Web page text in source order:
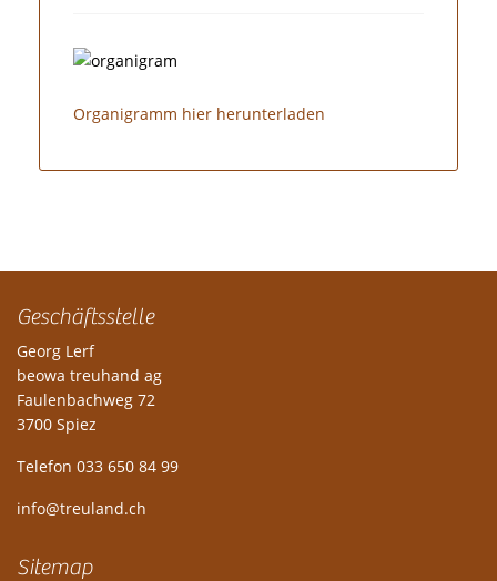
Organigramm hier herunterladen
Geschäftsstelle
Georg Lerf
beowa treuhand ag
Faulenbachweg 72
3700 Spiez
Telefon 033 650 84 99
info@treuland.ch
Sitemap